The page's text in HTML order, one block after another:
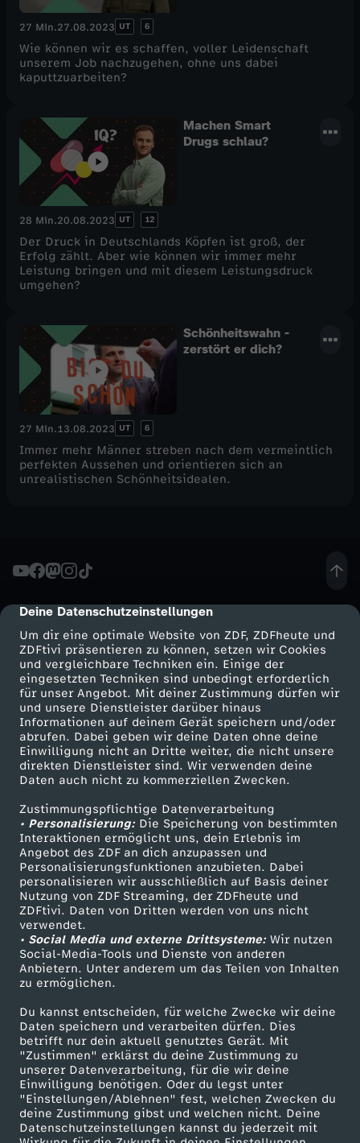
cmp-dialog-description
Deine Datenschutzeinstellungen
Um dir eine optimale Website von ZDF, ZDFheute und
ZDFtivi präsentieren zu können, setzen wir Cookies
und vergleichbare Techniken ein. Einige der
eingesetzten Techniken sind unbedingt erforderlich
für unser Angebot. Mit deiner Zustimmung dürfen wir
und unsere Dienstleister darüber hinaus
Informationen auf deinem Gerät speichern und/oder
abrufen. Dabei geben wir deine Daten ohne deine
Einwilligung nicht an Dritte weiter, die nicht unsere
direkten Dienstleister sind. Wir verwenden deine
Daten auch nicht zu kommerziellen Zwecken.
Zustimmungspflichtige Datenverarbeitung
• Personalisierung:Die Speicherung von bestimmten
Interaktionen ermöglicht uns, dein Erlebnis im
Angebot des ZDF an dich anzupassen und
Personalisierungsfunktionen anzubieten. Dabei
personalisieren wir ausschließlich auf Basis deiner
Nutzung von ZDF Streaming, der ZDFheute und
ZDFtivi. Daten von Dritten werden von uns nicht
verwendet.
• Social Media und externe Drittsysteme:Wir nutzen
Social-Media-Tools und Dienste von anderen
Anbietern. Unter anderem um das Teilen von Inhalten
zu ermöglichen.
Du kannst entscheiden, für welche Zwecke wir deine
Daten speichern und verarbeiten dürfen. Dies
betrifft nur dein aktuell genutztes Gerät. Mit
"Zustimmen" erklärst du deine Zustimmung zu
unserer Datenverarbeitung, für die wir deine
Einwilligung benötigen. Oder du legst unter
"Einstellungen/Ablehnen" fest, welchen Zwecken du
deine Zustimmung gibst und welchen nicht. Deine
Datenschutzeinstellungen kannst du jederzeit mit
27 Min.27.08.2023 UT 6
Wie können wir es schaffen, voller Leidenschaft
unserem Job nachzugehen, ohne uns dabei
kaputtzuarbeiten?
Machen Smart
Drugs schlau?
28 Min.20.08.2023 UT 12
Der Druck in Deutschlands Köpfen ist groß, der
Erfolg zählt. Aber wie können wir immer mehr
Leistung bringen und mit diesem Leistungsdruck
umgehen?
Schönheitswahn -
zerstört er dich?
27 Min.13.08.2023 UT 6
Immer mehr Männer streben nach dem vermeintlich
perfekten Aussehen und orientieren sich an
unrealistischen Schönheitsidealen.
Mehr ZDF
ZDF-Apps
Smart TV
ZDFtext
Livestreams
Sendungen A-Z
TV-Programm
Service
ZDFmitreden
Kontakt zum ZDF
Tickets
Zuschauerservice
Hilfe
ZDF Unternehmen
Karriere
ZDF goes Schule
Werbefernsehen
Mainzelmännchen